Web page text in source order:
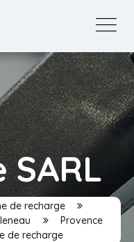
SARL
de recharge
Provence
de recharge